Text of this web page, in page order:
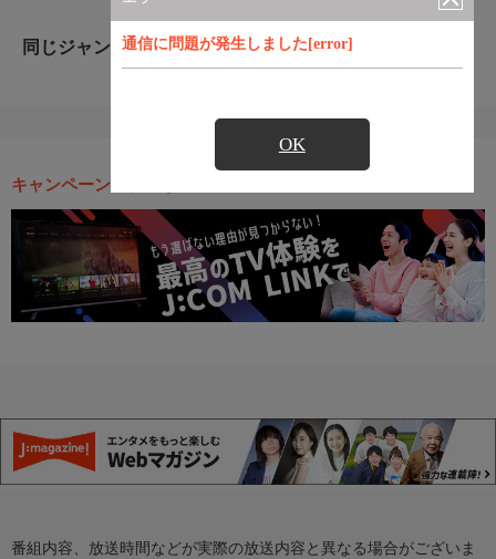
通信に問題が発生しました[error]
OK
同じジャンルのおすすめ番組
キャンペーン・お得な情報
番組内容、放送時間などが実際の放送内容と異なる場合がございま